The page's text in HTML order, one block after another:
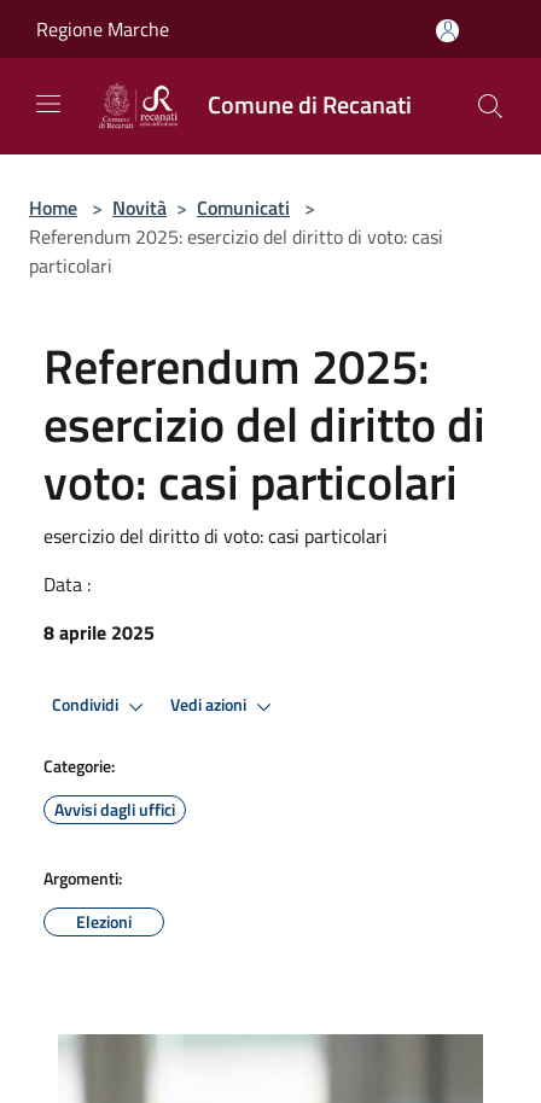
Regione Marche
Comune di Recanati
Home > Novità > Comunicati >
Referendum 2025: esercizio del diritto di voto: casi
particolari
Referendum 2025:
esercizio del diritto di
voto: casi particolari
esercizio del diritto di voto: casi particolari
Data :
8 aprile 2025
Condividi Vedi azioni
Categorie:
Avvisi dagli uffici
Argomenti:
Elezioni